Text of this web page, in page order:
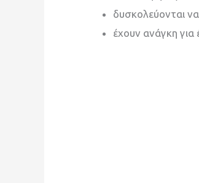
δυσκολεύονται
έχουν ανάγκη για